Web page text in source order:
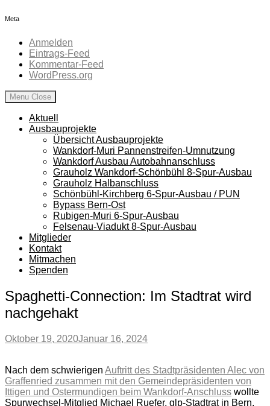
Meta
Anmelden
Eintrags-Feed
Kommentar-Feed
WordPress.org
Menu Close
Aktuell
Ausbauprojekte
Übersicht Ausbauprojekte
Wankdorf-Muri Pannenstreifen-Umnutzung
Wankdorf Ausbau Autobahnanschluss
Grauholz Wankdorf-Schönbühl 8-Spur-Ausbau
Grauholz Halbanschluss
Schönbühl-Kirchberg 6-Spur-Ausbau / PUN
Bypass Bern-Ost
Rubigen-Muri 6-Spur-Ausbau
Felsenau-Viadukt 8-Spur-Ausbau
Mitglieder
Kontakt
Mitmachen
Spenden
Spaghetti-Connection: Im Stadtrat wird
nachgehakt
Oktober 19, 2020Januar 16, 2024
Nach dem schwierigen Auftritt des Stadtpräsidenten Alec von
Graffenried zusammen mit den Gemeindepräsidenten von
Ittigen und Ostermundigen beim Wankdorf-Anschluss wollte
Spurwechsel-Mitglied Michael Ruefer, glp-Stadtrat in Bern,